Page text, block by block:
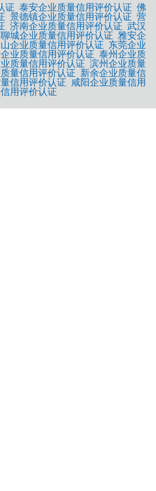
证 泰安企业质量信用评价认证 佛
景德镇企业质量信用评价认证 营
济南企业质量信用评价认证 武汉
聊城企业质量信用评价认证 雅安企
企业质量信用评价认证 东莞企业
业质量信用评价认证 泰州企业质
质量信用评价认证 滨州企业质量
量信用评价认证 新余企业质量信
信用评价认证
咸阳企业质量信用
用评价认证